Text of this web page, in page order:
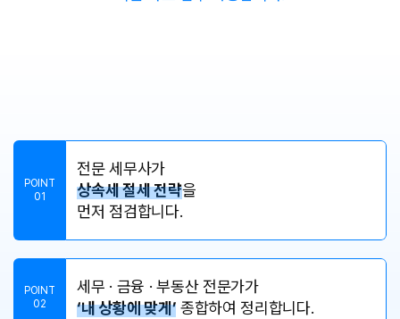
POINT
01
전문 세무사가
상속세 절세 전략을
먼저 점검합니다.
POINT
02
세무 · 금융 · 부동산 전문가가
‘내 상황에 맞게’ 종합하여 정리합니다.